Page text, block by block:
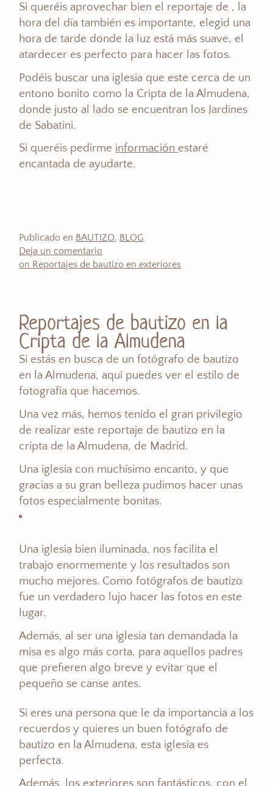
Si queréis aprovechar bien el reportaje de , la
hora del día también es importante, elegid una
hora de tarde donde la luz está más suave, el
atardecer es perfecto para hacer las fotos.
Podéis buscar una iglesia que este cerca de un
entono bonito como la Cripta de la Almudena,
donde justo al lado se encuentran los Jardines
de Sabatini.
Si queréis pedirme información estaré
encantada de ayudarte.
Publicado en BAUTIZO, BLOG
Deja un comentario
on Reportajes de bautizo en exteriores
Reportajes de bautizo en la
Cripta de la Almudena
Si estás en busca de un fotógrafo de bautizo
en la Almudena, aquí puedes ver el estilo de
fotografía que hacemos.
Una vez más, hemos tenido el gran privilegio
de realizar este reportaje de bautizo en la
cripta de la Almudena, de Madrid.
Una iglesia con muchísimo encanto, y que
gracias a su gran belleza pudimos hacer unas
fotos especialmente bonitas.
Una iglesia bien iluminada, nos facilita el
trabajo enormemente y los resultados son
mucho mejores. Como fotógrafos de bautizo
fue un verdadero lujo hacer las fotos en este
lugar.
Además, al ser una iglesia tan demandada la
misa es algo más corta, para aquellos padres
que prefieren algo breve y evitar que el
pequeño se canse antes.
Si eres una persona que le da importancia a los
recuerdos y quieres un buen fotógrafo de
bautizo en la Almudena, esta iglesia es
perfecta.
Además, los exteriores son fantásticos, con el